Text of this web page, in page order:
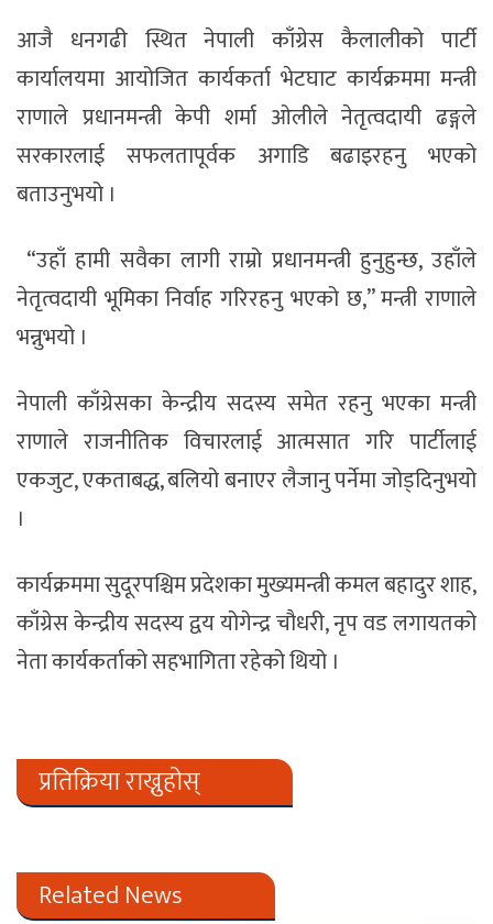
आजै धनगढी स्थित नेपाली काँग्रेस कैलालीको पार्टी
कार्यालयमा आयोजित कार्यकर्ता भेटघाट कार्यक्रममा मन्त्री
राणाले प्रधानमन्त्री केपी शर्मा ओलीले नेतृत्वदायी ढङ्गले
सरकारलाई सफलतापूर्वक अगाडि बढाइरहनु भएको
बताउनुभयो ।
“उहाँ हामी सवैका लागी राम्रो प्रधानमन्त्री हुनुहुन्छ, उहाँले
नेतृत्वदायी भूमिका निर्वाह गरिरहनु भएको छ,” मन्त्री राणाले
भन्नुभयो ।
नेपाली काँग्रेसका केन्द्रीय सदस्य समेत रहनु भएका मन्त्री
राणाले राजनीतिक विचारलाई आत्मसात गरि पार्टीलाई
एकजुट, एकताबद्ध, बलियो बनाएर लैजानु पर्नेमा जोड्दिनुभयो
।
कार्यक्रममा सुदूरपश्चिम प्रदेशका मुख्यमन्त्री कमल बहादुर शाह,
काँग्रेस केन्द्रीय सदस्य द्वय योगेन्द्र चौधरी, नृप वड लगायतको
नेता कार्यकर्ताको सहभागिता रहेको थियो ।
प्रतिक्रिया राख्नुहोस्
Related News